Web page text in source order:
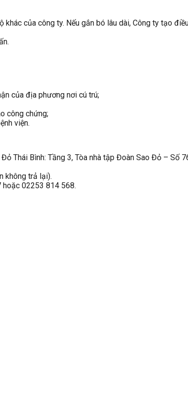
của công ty. Nếu gắn bó lâu dài, Công ty tạo
của địa phương nơi cú trú;
công chứng;
viện.
Thái Bình: Tầng 3, Tòa nhà tập Đoàn Sao Đỏ – Số
không trả lại).
02253 814 568.